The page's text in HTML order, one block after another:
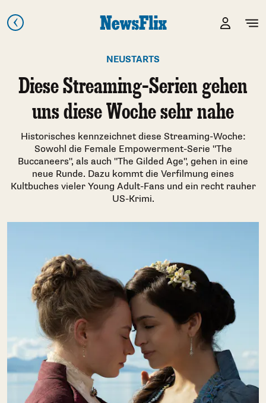
NEUSTARTS
Diese Streaming-Serien gehen
uns diese Woche sehr nahe
Historisches kennzeichnet diese Streaming-Woche:
Sowohl die Female Empowerment-Serie "The
Buccaneers", als auch "The Gilded Age", gehen in eine
neue Runde. Dazu kommt die Verfilmung eines
Kultbuches vieler Young Adult-Fans und ein recht rauher
US-Krimi.